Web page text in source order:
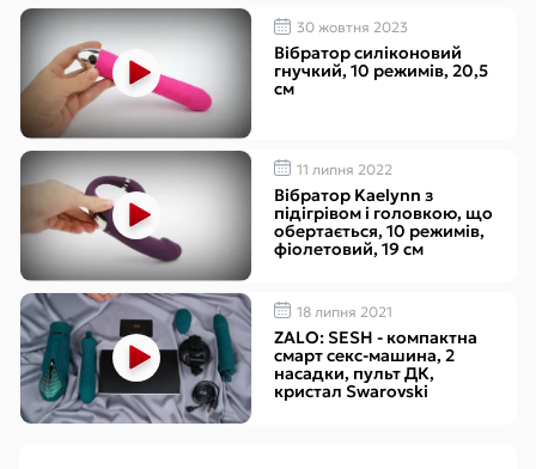
Вібратор силіконовий
гнучкий, 10 режимів, 20,5
см
30 жовтня 2023
Вібратор Kaelynn з
підігрівом і головкою, що
обертається, 10 режимів,
фіолетовий, 19 см
11 липня 2022
ZALO: SESH - компактна
смарт секс-машина, 2
насадки, пульт ДК,
кристал Swarovski
18 липня 2021